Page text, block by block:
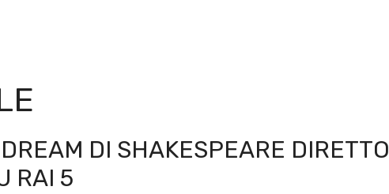
DI SHAKESPEARE DIRETTO
RAI 5